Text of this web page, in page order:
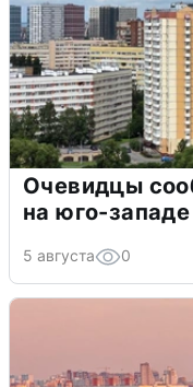
Очевидцы
на юго-
5 августа 0